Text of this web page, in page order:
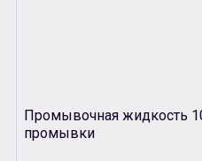
Промывочная жидкость
промывки